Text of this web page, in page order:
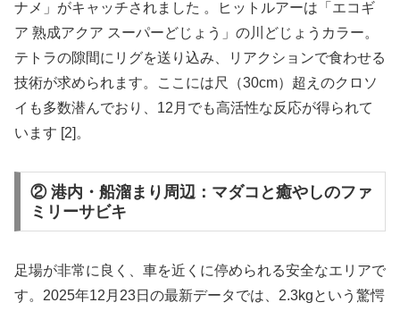
ナメ」がキャッチされました 。ヒットルアーは「エコギ
ア 熟成アクア スーパーどじょう」の川どじょうカラー。
テトラの隙間にリグを送り込み、リアクションで食わせる
技術が求められます。ここには尺（30cm）超えのクロソ
イも多数潜んでおり、12月でも高活性な反応が得られて
います [2]。
② 港内・船溜まり周辺：マダコと癒やしのファ
ミリーサビキ
足場が非常に良く、車を近くに停められる安全なエリアで
す。2025年12月23日の最新データでは、2.3kgという驚愕